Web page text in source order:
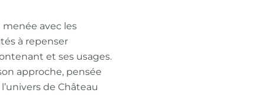
avec les
à repenser
et ses usages.
approche, pensée
de Château